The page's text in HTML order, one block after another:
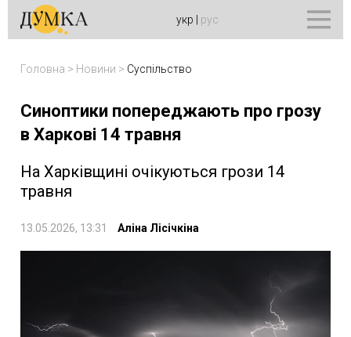
укр рус
Головна > Новини > Суспільство
Синоптики попереджають про грозу
в Харкові 14 травня
На Харківщині очікуються грози 14
травня
13.05.2026, 13:31 Аліна Лісічкіна